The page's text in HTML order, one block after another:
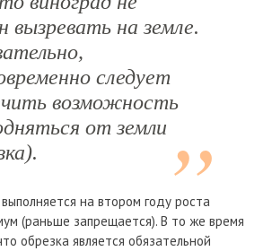
вызревать на земле.
следует
возможность
от земли
на втором году роста
(раньше запрещается). В то же время
обрезка является обязательной